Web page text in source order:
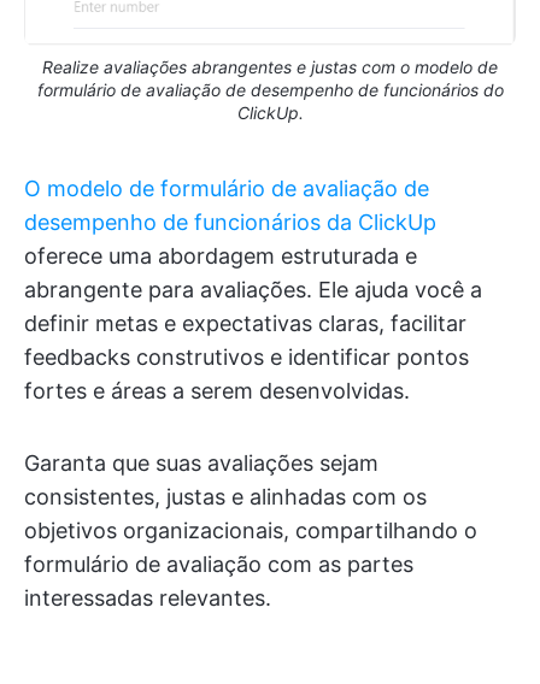
Realize avaliações abrangentes e justas com o modelo de
formulário de avaliação de desempenho de funcionários do
ClickUp.
O modelo de formulário de avaliação de
desempenho de funcionários da ClickUp
oferece uma abordagem estruturada e
abrangente para avaliações. Ele ajuda você a
definir metas e expectativas claras, facilitar
feedbacks construtivos e identificar pontos
fortes e áreas a serem desenvolvidas.
Garanta que suas avaliações sejam
consistentes, justas e alinhadas com os
objetivos organizacionais, compartilhando o
formulário de avaliação com as partes
interessadas relevantes.